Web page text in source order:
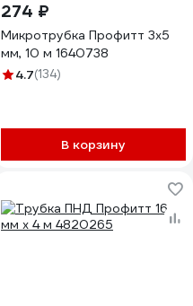
274 ₽
Микротрубка Профитт 3x5
мм, 10 м 1640738
4.7(134)
В корзину